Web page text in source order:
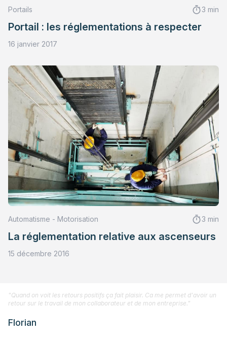
Portails 3 min
Portail : les réglementations à respecter
16 janvier 2017
Automatisme - Motorisation 3 min
La réglementation relative aux ascenseurs
15 décembre 2016
"Quand on voit les retours positifs ça fait plaisir. Ca me permet d'avoir un
retour sur le travail de mon collaborateur et de mon entreprise."
Florian